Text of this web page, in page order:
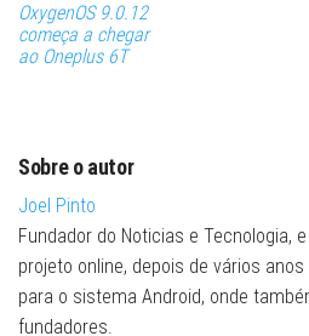
OxygenOS 9.0.12
começa a chegar
ao Oneplus 6T
Sobre o autor
Joel Pinto
Fundador do Noticias e Tecnologia,
projeto online, depois de vários
para o sistema Android, onde
fundadores.